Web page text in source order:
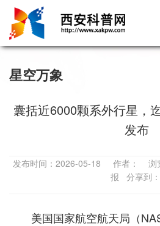
星空万象
囊括近6000颗系外行星，
发布
发布时间：2026-05-18 作者： 浏
报 分享到：
美国国家航空航天局 （